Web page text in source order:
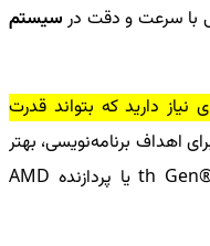
با سرعت و دقت در سیستم
نیاز دارید که بتواند قدرت
اهداف برنامه‌نویسی، بهتر
thیا پردازنده AMD